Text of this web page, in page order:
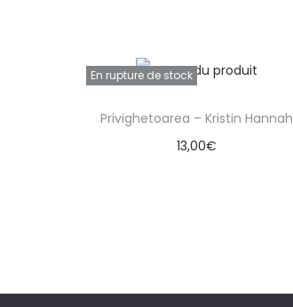
En rupture de stock
Privighetoarea – Kristin Hannah
13,00€